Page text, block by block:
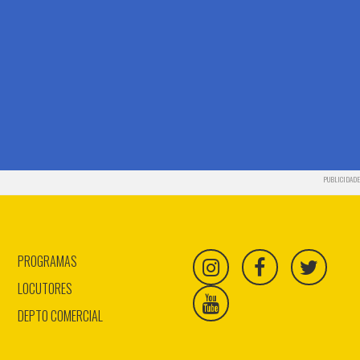
PUBLICIDADE
PROGRAMAS
LOCUTORES
DEPTO COMERCIAL